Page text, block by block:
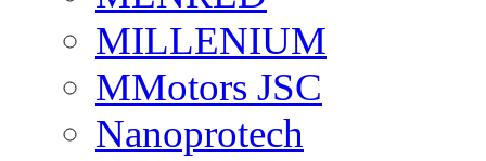
MILLENIUM
MMotors JSC
Nanoprotech